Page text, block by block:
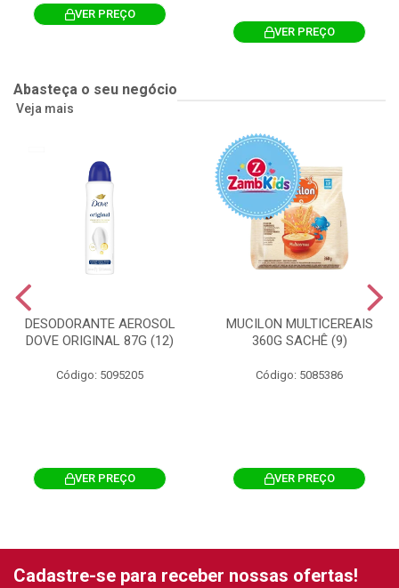
VER PREÇO
VER PREÇO
Abasteça o seu negócio
Veja mais
DESODORANTE AEROSOL
DOVE ORIGINAL 87G (12)
Código: 5095205
VER PREÇO
MUCILON MULTICEREAIS
360G SACHÊ (9)
Código: 5085386
VER PREÇO
Cadastre-se para receber nossas ofertas!